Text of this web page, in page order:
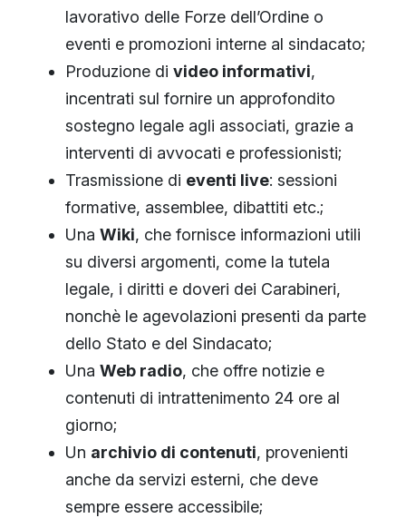
lavorativo delle Forze dell’Ordine o
eventi e promozioni interne al sindacato;
Produzione di video informativi,
incentrati sul fornire un approfondito
sostegno legale agli associati, grazie a
interventi di avvocati e professionisti;
Trasmissione di eventi live: sessioni
formative, assemblee, dibattiti etc.;
Una Wiki, che fornisce informazioni utili
su diversi argomenti, come la tutela
legale, i diritti e doveri dei Carabineri,
nonchè le agevolazioni presenti da parte
dello Stato e del Sindacato;
Una Web radio, che offre notizie e
contenuti di intrattenimento 24 ore al
giorno;
Un archivio di contenuti, provenienti
anche da servizi esterni, che deve
sempre essere accessibile;